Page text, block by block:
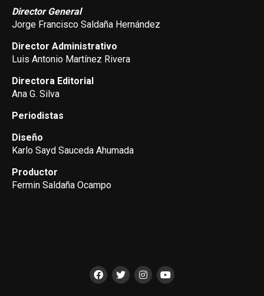
Director General
Jorge Francisco Saldaña Hernández
Director Administrativo
Luis Antonio Martínez Rivera
Directora Editorial
Ana G. Silva
Periodistas
Diseño
Karlo Sayd Sauceda Ahumada
Productor
Fermin Saldaña Ocampo